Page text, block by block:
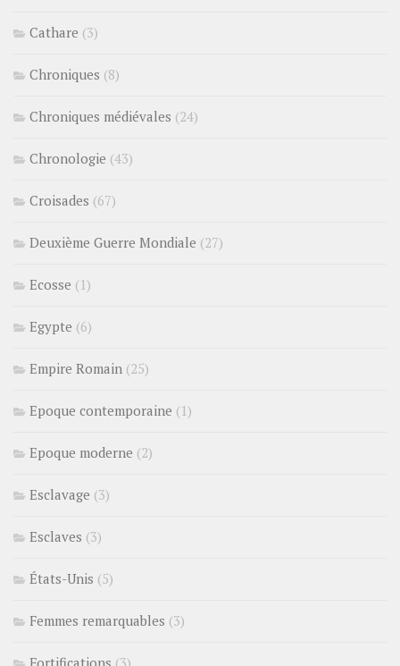
Cathare (3)
Chroniques (8)
Chroniques médiévales (24)
Chronologie (43)
Croisades (67)
Deuxième Guerre Mondiale (27)
Ecosse (1)
Egypte (6)
Empire Romain (25)
Epoque contemporaine (1)
Epoque moderne (2)
Esclavage (3)
Esclaves (3)
États-Unis (5)
Femmes remarquables (3)
Fortifications (3)